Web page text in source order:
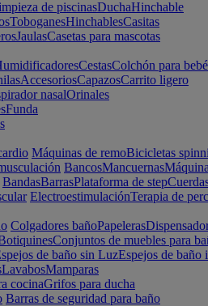
de piscinasDuchaHinchable
ToboganesHinchablesCasitas
JaulasCasetas para mascotas
CestasColchón para bebé
AccesoriosCapazosCarrito ligero
nasalOrinales
Funda
Máquinas de remoBicicletas
BancosMancuernas
BandasBarrasPlataforma de step
ElectroestimulaciónTerapia de
Colgadores bañoPapeleras
Conjuntos de muebles para
de baño sin LuzEspejos de baño
LavabosMamparas
cocinaGrifos para ducha
Barras de seguridad para baño